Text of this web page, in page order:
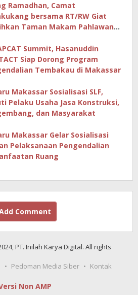
Ramadhan, Camat
bersama RT/RW Giat
Taman Makam Pahlawan
Summit, Hasanuddin
Siap Dorong Program
Tembakau di Makassar
Makassar Sosialisasi SLF,
Pelaku Usaha Jasa Konstruksi,
dan Masyarakat
Makassar Gelar Sosialisasi
Pelaksanaan Pengendalian
Ruang
Comment
PT. Inilah Karya Digital. All rights
Pedoman Media Siber Kontak
Non AMP